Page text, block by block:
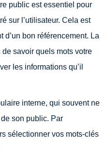
public est essentiel pour
sur l’utilisateur. Cela est
d’un bon référencement. La
savoir quels mots votre
les informations qu’il
interne, qui souvent ne
son public. Par
sélectionner vos mots-clés